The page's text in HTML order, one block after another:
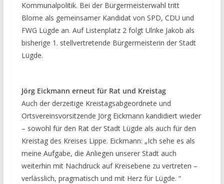
Kommunalpolitik. Bei der Bürgermeisterwahl tritt
Blome als gemeinsamer Kandidat von SPD, CDU und
FWG Lügde an. Auf Listenplatz 2 folgt Ulrike Jakob als
bisherige 1. stellvertretende Bürgermeisterin der Stadt
Lügde.
Jörg Eickmann erneut für Rat und Kreistag
Auch der derzeitige Kreistagsabgeordnete und
Ortsvereinsvorsitzende Jörg Eickmann kandidiert wieder
– sowohl für den Rat der Stadt Lügde als auch für den
Kreistag des Kreises Lippe. Eickmann: „Ich sehe es als
meine Aufgabe, die Anliegen unserer Stadt auch
weiterhin mit Nachdruck auf Kreisebene zu vertreten –
verlässlich, pragmatisch und mit Herz für Lügde. “